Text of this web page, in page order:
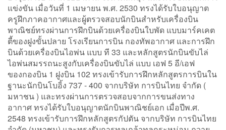
แข่งขัน เมื่อวันที่ 1 เมษายน พ.ศ. 2530 ทรงได้รับใบอนุญาต
ครูฝึกภาคอากาศและผู้ตรวจสอบนักบินสำหรับเครื่องบิน
พาณิชย์ทรงผ่านการฝึกบินด้วยเครื่องบินใบพัด แบบมาร์คเคต
ตี้ของฝูงขั้นปลาย โรงเรียนการบิน กองทัพอากาศ และการฝึก
บินด้วยเครื่องบินไอพ่น แบบ ที 33 และหลักสูตรนักบินขับไล่
ไอพ่นสมรรถนะสูงกับเครื่องบินขับไล่ แบบ เอฟ 5 อี/เอฟ
ของกองบิน 1 ฝูงบิน 102 ทรงเข้ารับการฝึกหลักสูตรการบินใน
ฐานะนักบินโบอิ้ง 737 - 400 จากบริษัท การบินไทย จำกัด (
มหาชน ) และทรงผ่านการตรวจสอบจากการขนส่งทาง
อากาศ ทรงได้รับใบอนุญาตนักบินพาณิชย์เอก เมื่อปีพ.ศ.
2548 ทรงเข้ารับการฝึกหลักสูตรกัปตัน จากบริษัท การบินไทย